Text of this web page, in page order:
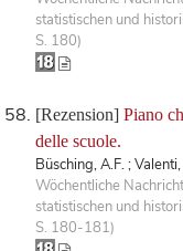
statistischen und
S. 180)
[Rezension] Piano
delle scuole.
Büsching, A.F. ;
Wöchentliche
statistischen und
S. 180-181)